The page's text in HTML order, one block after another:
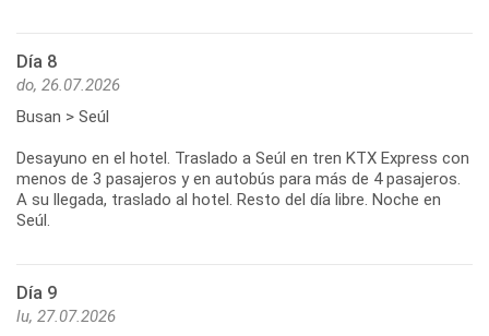
Día 8
do, 26.07.2026
Busan > Seúl
Desayuno en el hotel. Traslado a Seúl en tren KTX Express con
menos de 3 pasajeros y en autobús para más de 4 pasajeros.
A su llegada, traslado al hotel. Resto del día libre. Noche en
Seúl.
Día 9
lu, 27.07.2026